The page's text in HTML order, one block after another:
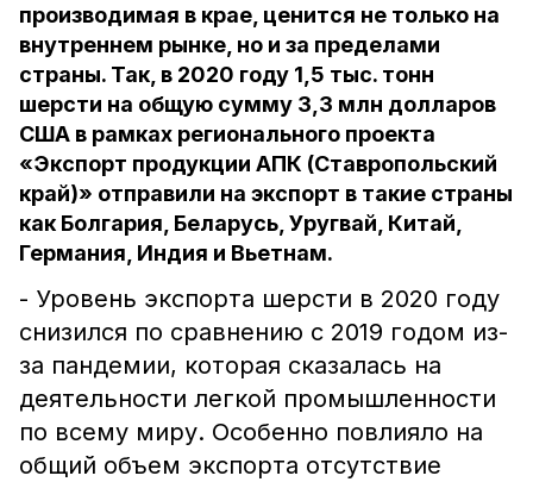
производимая в крае, ценится не только на
внутреннем рынке, но и за пределами
страны. Так, в 2020 году 1,5 тыс. тонн
шерсти на общую сумму 3,3 млн долларов
США в рамках регионального проекта
«Экспорт продукции АПК (Ставропольский
край)» отправили на экспорт в такие страны
как Болгария, Беларусь, Уругвай, Китай,
Германия, Индия и Вьетнам.
- Уровень экспорта шерсти в 2020 году
снизился по сравнению с 2019 годом из-
за пандемии, которая сказалась на
деятельности легкой промышленности
по всему миру. Особенно повлияло на
общий объем экспорта отсутствие